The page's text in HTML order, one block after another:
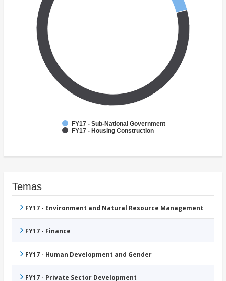
FY17 - Sub-National Government
FY17 - Housing Construction
Temas
FY17 - Environment and Natural Resource Management
FY17 - Finance
FY17 - Human Development and Gender
FY17 - Private Sector Development